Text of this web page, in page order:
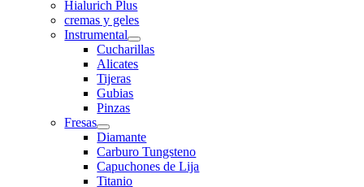
Hialurich Plus
cremas y geles
Instrumental
Cucharillas
Alicates
Tijeras
Gubias
Pinzas
Fresas
Diamante
Carburo Tungsteno
Capuchones de Lija
Titanio